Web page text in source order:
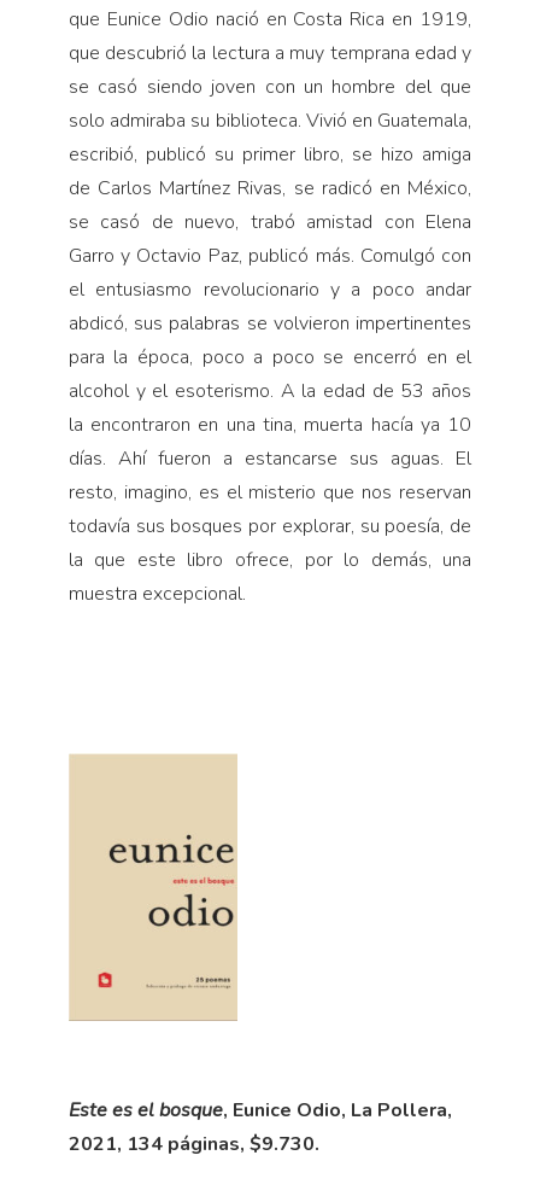
que Eunice Odio nació en Costa Rica en 1919,
que descubrió la lectura a muy temprana edad y
se casó siendo joven con un hombre del que
solo admiraba su biblioteca. Vivió en Guatemala,
escribió, publicó su primer libro, se hizo amiga
de Carlos Martínez Rivas, se radicó en México,
se casó de nuevo, trabó amistad con Elena
Garro y Octavio Paz, publicó más. Comulgó con
el entusiasmo revolucionario y a poco andar
abdicó, sus palabras se volvieron impertinentes
para la época, poco a poco se encerró en el
alcohol y el esoterismo. A la edad de 53 años
la encontraron en una tina, muerta hacía ya 10
días. Ahí fueron a estancarse sus aguas. El
resto, imagino, es el misterio que nos reservan
todavía sus bosques por explorar, su poesía, de
la que este libro ofrece, por lo demás, una
muestra excepcional.
Este es el bosque, Eunice Odio, La Pollera,
2021, 134 páginas, $9.730.